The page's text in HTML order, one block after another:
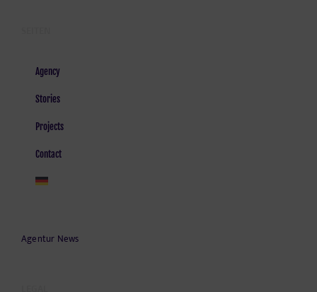
Agency
Stories
Projects
Contact
Agentur News